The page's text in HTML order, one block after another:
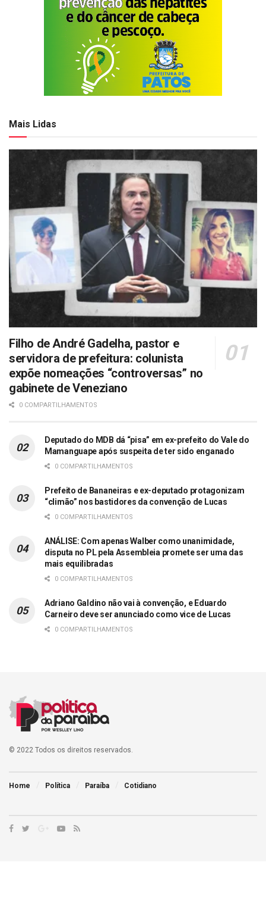
Mais Lidas
Filho de André Gadelha, pastor e
servidora de prefeitura: colunista
expõe nomeações “controversas” no
gabinete de Veneziano
0 COMPARTILHAMENTOS
Deputado do MDB dá “pisa” em ex-prefeito do Vale do
Mamanguape após suspeita de ter sido enganado
0 COMPARTILHAMENTOS
Prefeito de Bananeiras e ex-deputado protagonizam
“climão” nos bastidores da convenção de Lucas
0 COMPARTILHAMENTOS
ANÁLISE: Com apenas Walber como unanimidade,
disputa no PL pela Assembleia promete ser uma das
mais equilibradas
0 COMPARTILHAMENTOS
Adriano Galdino não vai à convenção, e Eduardo
Carneiro deve ser anunciado como vice de Lucas
0 COMPARTILHAMENTOS
© 2022 Todos os direitos reservados.
Home Política Paraíba Cotidiano